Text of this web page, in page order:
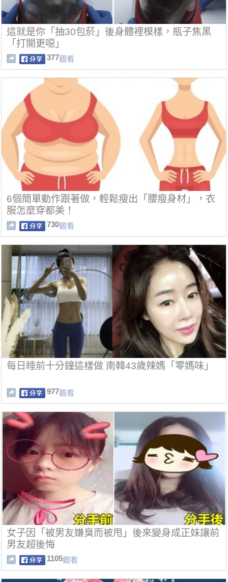
這就是你「抽30包菸」後身體裡模樣，瓶子焦黑
「打開更噁」
377觀看
6個簡單動作跟著做，輕鬆瘦出「腰瘦身材」，衣
服怎麼穿都美！
730觀看
每日睡前十分鐘這樣做 南韓43歲辣媽「零媽味」
977觀看
女子因「被男友嫌臭而被甩」後來變身成正妹讓前
男友超後悔
1105觀看